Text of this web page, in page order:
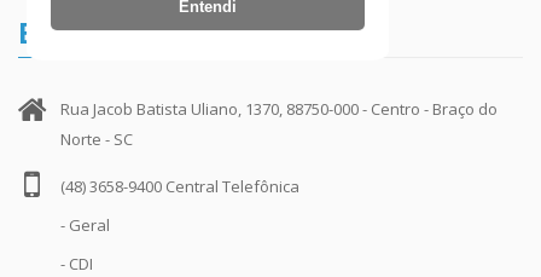
ENTRE EM CONTATO
Rua Jacob Batista Uliano, 1370, 88750-000 - Centro - Braço do
Norte - SC
(48) 3658-9400 Central Telefônica
- Geral
- CDI
Entendi